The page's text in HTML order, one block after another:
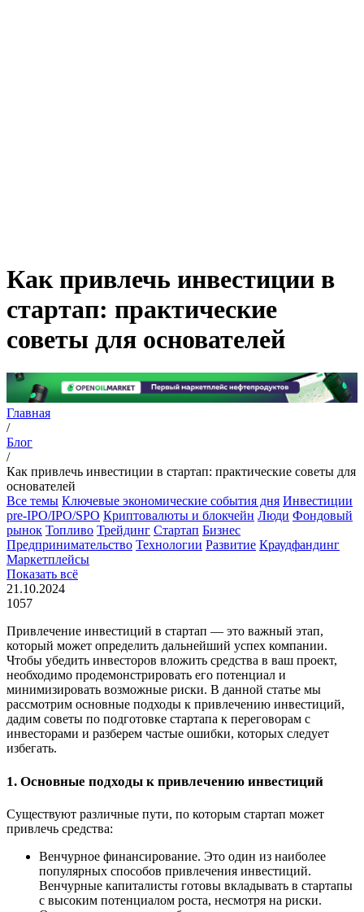
Как привлечь инвестиции в
стартап: практические
советы для основателей
Главная
/
Блог
/
Как привлечь инвестиции в стартап: практические советы для
основателей
Все темы Ключевые экономические события дня Инвестиции
pre-IPO/IPO/SPO Криптовалюты и блокчейн Люди Фондовый
рынок Топливо Трейдинг Стартап Бизнес
Предпринимательство Технологии Развитие Краудфандинг
Маркетплейсы
Показать всё
21.10.2024
1057
Привлечение инвестиций в стартап — это важный этап,
который может определить дальнейший успех компании.
Чтобы убедить инвесторов вложить средства в ваш проект,
необходимо продемонстрировать его потенциал и
минимизировать возможные риски. В данной статье мы
рассмотрим основные подходы к привлечению инвестиций,
дадим советы по подготовке стартапа к переговорам с
инвесторами и разберем частые ошибки, которых следует
избегать.
1. Основные подходы к привлечению инвестиций
Существуют различные пути, по которым стартап может
привлечь средства:
Венчурное финансирование. Это один из наиболее
популярных способов привлечения инвестиций.
Венчурные капиталисты готовы вкладывать в стартапы
с высоким потенциалом роста, несмотря на риски.